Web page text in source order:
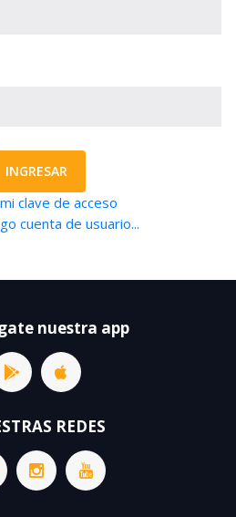
INGRESAR
clave de acceso
cuenta de usuario...
nuestra app
REDES